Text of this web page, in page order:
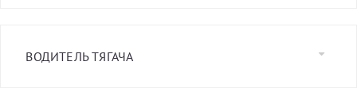
ВОДИТЕЛЬ ТЯГАЧА